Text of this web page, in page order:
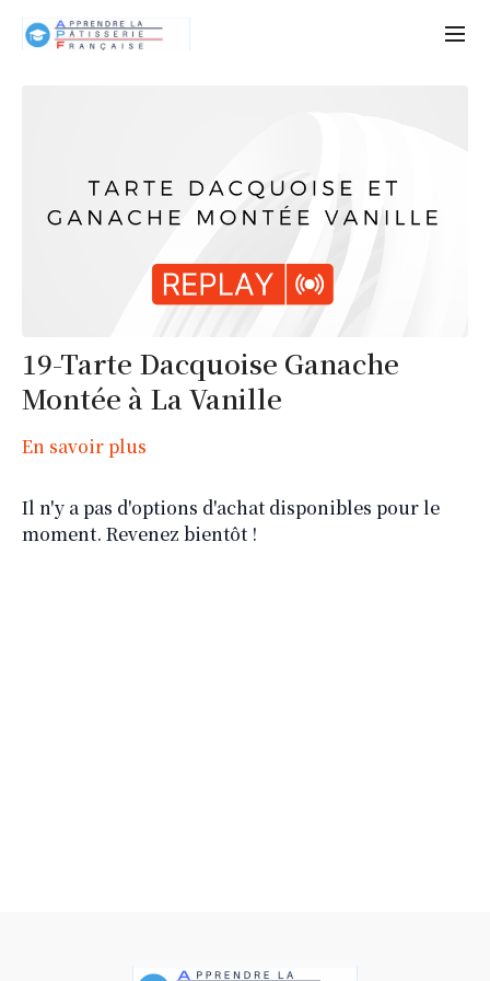
19-Tarte Dacquoise Ganache
Montée à La Vanille
En savoir plus
Il n'y a pas d'options d'achat disponibles pour le
moment. Revenez bientôt !